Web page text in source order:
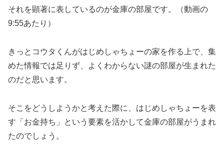
それを顕著に表しているのが金庫の部屋です。（動画の
9:55あたり）
きっとコウタくんがはじめしゃちょーの家を作る上で、集
めた情報では足りず、よくわからない謎の部屋が生まれた
のだと思います。
そこをどうしようかと考えた際に、はじめしゃちょーを表
す「お金持ち」という要素を活かして金庫の部屋がうまれ
たのでしょう。